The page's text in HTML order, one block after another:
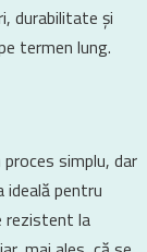
durabilitate și
termen lung.
simplu, dar
pentru
rezistent la